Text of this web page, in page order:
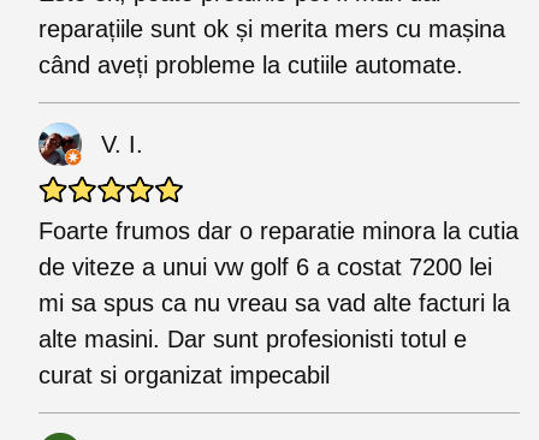
reparațiile sunt ok și merita mers cu mașina
când aveți probleme la cutiile automate.
V. I.
Foarte frumos dar o reparatie minora la cutia
de viteze a unui vw golf 6 a costat 7200 lei
mi sa spus ca nu vreau sa vad alte facturi la
alte masini. Dar sunt profesionisti totul e
curat si organizat impecabil